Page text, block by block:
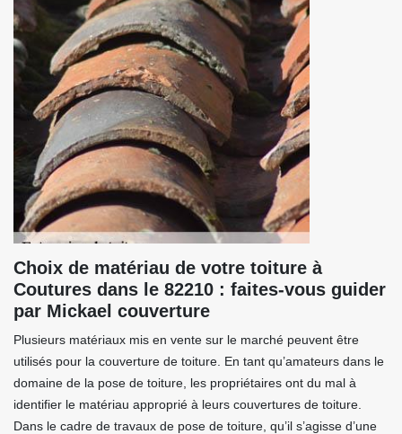
Choix de matériau de votre toiture à
Coutures dans le 82210 : faites-vous guider
par Mickael couverture
Plusieurs matériaux mis en vente sur le marché peuvent être
utilisés pour la couverture de toiture. En tant qu’amateurs dans le
domaine de la pose de toiture, les propriétaires ont du mal à
identifier le matériau approprié à leurs couvertures de toiture.
Dans le cadre de travaux de pose de toiture, qu’il s’agisse d’une